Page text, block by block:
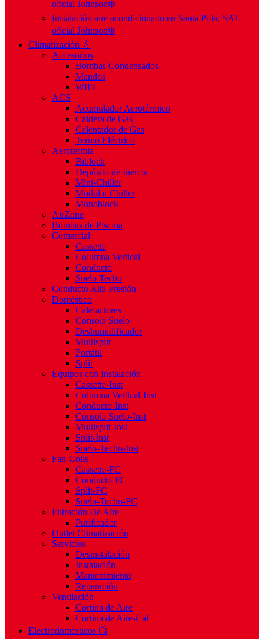
oficial Johnson❄️
Instalación aire acondicionado en Santa Pola: SAT
oficial Johnson❄️
Climatización 💧
Accesorios
Bombas Condensados
Mandos
WIFI
ACS
Acumulador Aerotérmico
Caldera de Gas
Calentador de Gas
Termo Eléctrico
Aerotermia
Biblock
Depósito de Inercia
Mini-Chiller
Modular Chiller
Monoblock
AirZone
Bombas de Piscina
Comercial
Cassette
Columna Vertical
Conducto
Suelo Techo
Conducto Alta Presión
Doméstico
Calefactores
Consola Suelo
Deshumidificador
Multisplit
Portátil
Split
Equipos con Instalación
Cassette-Inst
Columna Vertical-Inst
Conducto-Inst
Consola Suelo-Inst
Multisplit-Inst
Split-Inst
Suelo-Techo-Inst
Fan-Coils
Cassette-FC
Conducto-FC
Split-FC
Suelo-Techo-FC
Filtración De Aire
Purificador
Outlet Climatización
Servicios
Desinstalación
Instalación
Mantenimiento
Reparación
Ventilación
Cortina de Aire
Cortina de Aire-Cal
Electrodomésticos 📺